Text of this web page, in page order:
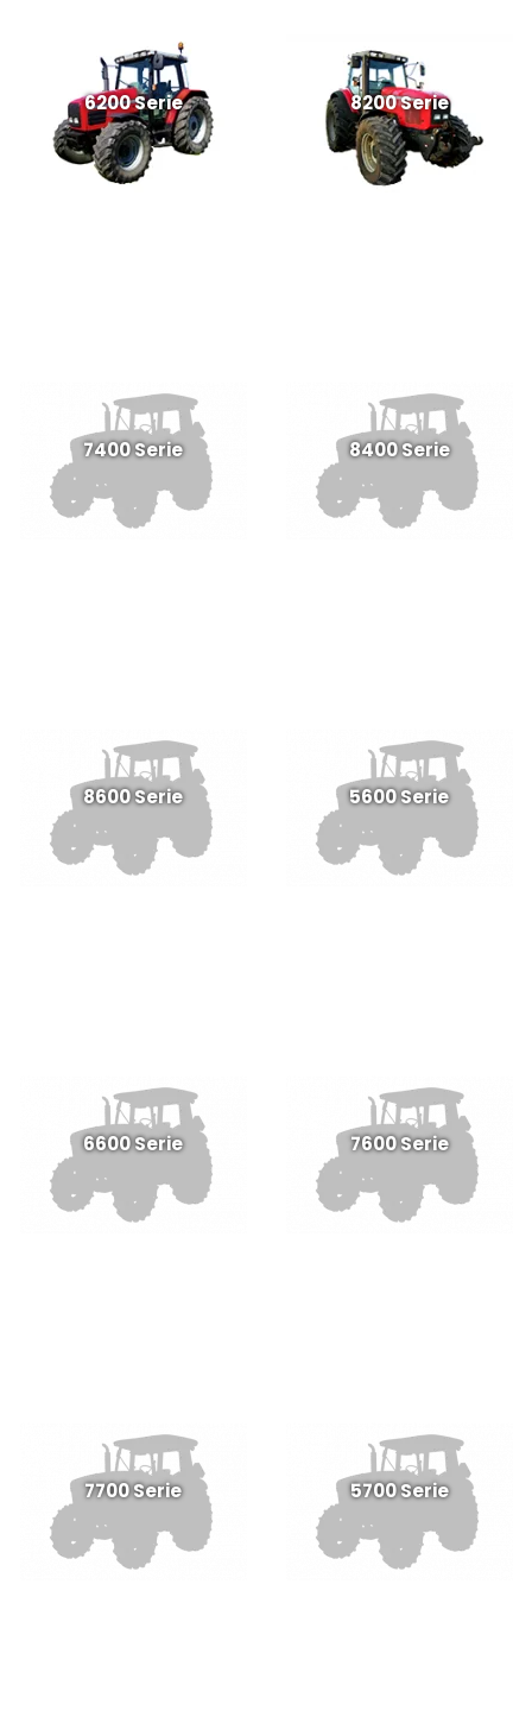
6200 Serie 8200 Serie
7400 Serie 8400 Serie
8600 Serie 5600 Serie
6600 Serie 7600 Serie
7700 Serie 5700 Serie